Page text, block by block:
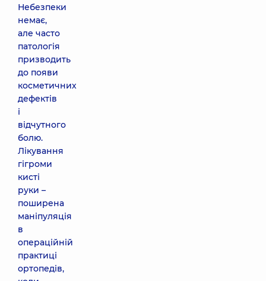
Небезпеки
немає,
але часто
патологія
призводить
до появи
косметичних
дефектів
і
відчутного
болю.
Лікування
гігроми
кисті
руки –
поширена
маніпуляція
в
операційній
практиці
ортопедів,